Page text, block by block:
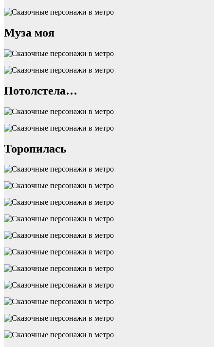
Муза моя
Потолстела…
Торопилась